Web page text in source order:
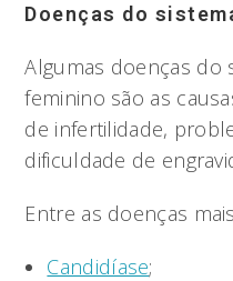
Doenças do
Algumas doenças
feminino são as
de infertilidade,
dificuldade de
Entre as doenças
Candidíase;